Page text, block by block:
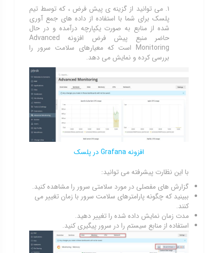
۱. می توانید از گزینه ی پیش فرض ، که توسط تیم
پلسک برای شما با استفاده از داده های جمع آوری
شده از منابع به صورت یکپارچه درآمده و در حال
حاضر منبع پیش فرض افزونه Advanced
Monitoring است که معیارهای سلامت سرور را
بررسی کرده و نمایش می دهد.
افزونه Grafana در پلسک
با این نظارت پیشرفته می توانید:
گزارش های مفصلی در مورد سلامتی سرور را مشاهده کنید.
ببینید که چگونه پارامترهای سلامت سرور با زمان تغییر می
کنند.
مدت زمان نمایش داده شده را تغییر دهید.
استفاده از منابع سیستم را در سرور پیگیری کنید.